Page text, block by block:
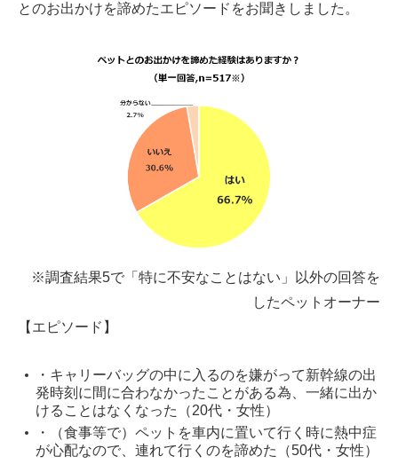
とのお出かけを諦めたエピソードをお聞きしました。
※調査結果5で「特に不安なことはない」以外の回答を
したペットオーナー
【エピソード】
・キャリーバッグの中に入るのを嫌がって新幹線の出
発時刻に間に合わなかったことがある為、一緒に出か
けることはなくなった（20代・女性）
・（食事等で）ペットを車内に置いて行く時に熱中症
が心配なので、連れて行くのを諦めた（50代・女性）